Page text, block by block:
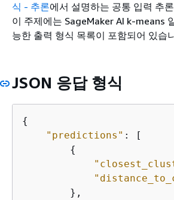
식 - 추론에서 설명하는 공통 입력 추
이 주제에는 SageMaker AI k-means
능한 출력 형식 목록이 포함되어 있습
JSON 응답 형식
{
"predictions" : [
{
        },